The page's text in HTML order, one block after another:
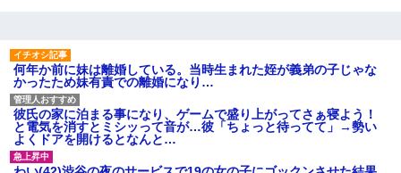
を殴る真似された。泣きながら夫に話すと一年後に…
義兄嫁が義実家で「コロナ陽性だったからこのまま療養さ
せて下さい」と言い出してド修羅場になった
【画像】女の子「お母さん！！私ようやくファッションモ
何年か前に妹は離婚している。当時生まれた姪が義弟の子じゃな
かったため妹有責での離婚になり…
彼氏の家に泊まる事になり、ゲームで盛り上がってさぁ寝よう！
と電気を消すとミシッって音が…彼「ちょっと待ってて」→勢い
よくドアを開けるとなんと…